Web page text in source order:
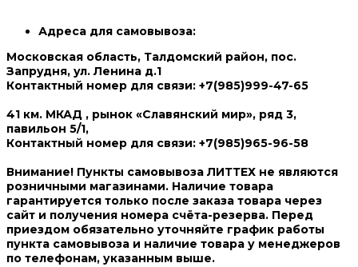
Адреса для самовывоза:
Московская область, Талдомский район, пос.
Запрудня, ул. Ленина д.1
Контактный номер для связи: +7(985)999-47-65
41 км. МКАД , рынок «Славянский мир», ряд 3,
павильон 5/1,
Контактный номер для связи: +7(985)965-96-58
Внимание! Пункты самовывоза ЛИТТЕХ не являются
розничными магазинами. Наличие товара
гарантируется только после заказа товара через
сайт и получения номера счёта-резерва. Перед
приездом обязательно уточняйте график работы
пункта самовывоза и наличие товара у менеджеров
по телефонам, указанным выше.